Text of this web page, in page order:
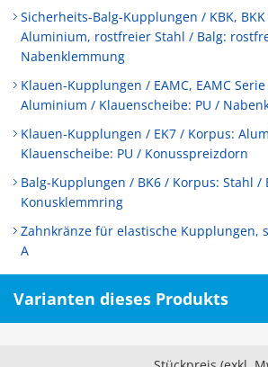
Sicherheits-Balg-Kupplungen / KBK,
Aluminium, rostfreier Stahl / Balg:
Nabenklemmung
Klauen-Kupplungen / EAMC, EAMC
Aluminium / Klauenscheibe: PU /
Klauen-Kupplungen / EK7 / Korpus:
Klauenscheibe: PU / Konusspreizdorn
Balg-Kupplungen / BK6 / Korpus: Stahl /
Konusklemmring
Zahnkränze für elastische Kupplungen,
A
Varianten dieses Produkts